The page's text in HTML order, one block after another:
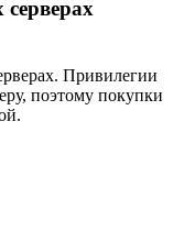
Привилегии
поэтому покупки